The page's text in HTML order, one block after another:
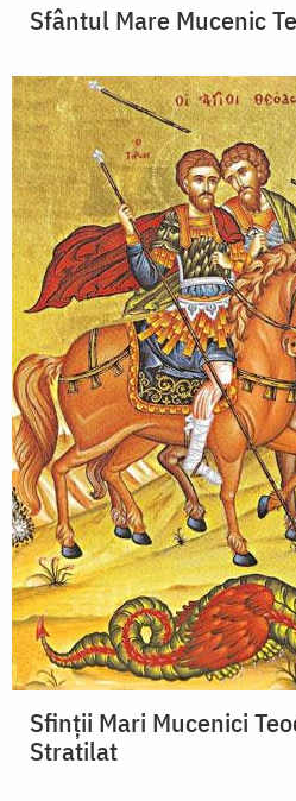
Sfântul Mare Mucenic
Sfinții Mari Mucenici
Stratilat